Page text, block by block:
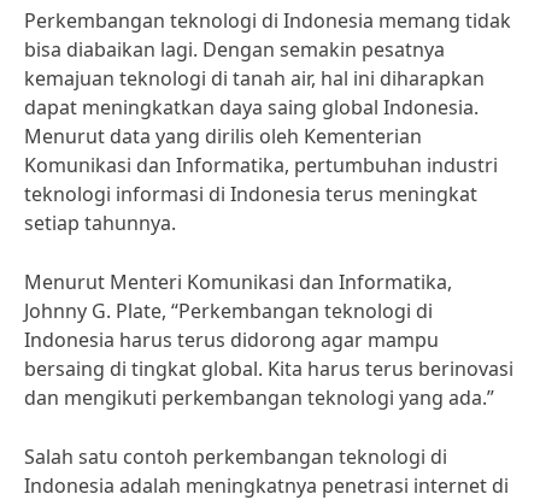
Perkembangan teknologi di Indonesia memang tidak
bisa diabaikan lagi. Dengan semakin pesatnya
kemajuan teknologi di tanah air, hal ini diharapkan
dapat meningkatkan daya saing global Indonesia.
Menurut data yang dirilis oleh Kementerian
Komunikasi dan Informatika, pertumbuhan industri
teknologi informasi di Indonesia terus meningkat
setiap tahunnya.
Menurut Menteri Komunikasi dan Informatika,
Johnny G. Plate, “Perkembangan teknologi di
Indonesia harus terus didorong agar mampu
bersaing di tingkat global. Kita harus terus berinovasi
dan mengikuti perkembangan teknologi yang ada.”
Salah satu contoh perkembangan teknologi di
Indonesia adalah meningkatnya penetrasi internet di